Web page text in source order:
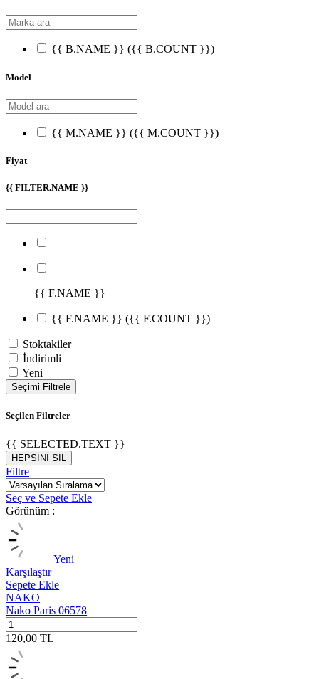
{{ B.NAME }} ({{ B.COUNT }})
Model
{{ M.NAME }} ({{ M.COUNT }})
Fiyat
{{ FILTER.NAME }}
{{ F.NAME }}
{{ F.NAME }} ({{ F.COUNT }})
Stoktakiler
İndirimli
Yeni
Seçimi Filtrele
Seçilen Filtreler
{{ SELECTED.TEXT }}
HEPSİNİ SİL
Filtre
Seç ve Sepete Ekle
Görünüm :
Yeni
Karşılaştır
Sepete Ekle
NAKO
Nako Paris 06578
120,00 TL